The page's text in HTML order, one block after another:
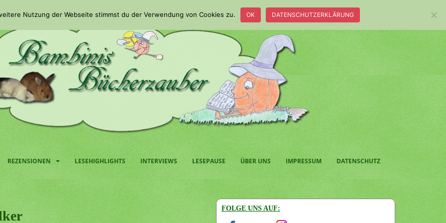
REZENSIONEN LESEHIGHLIGHTS INTERVIEWS LESEPAUSE ÜBER UNS IMPRESSUM DATENSCHUTZ
FOLGE UNS AUF:
Nutzung der Webseite stimmst du der Verwendung von Cookies zu. OK DATENSCHUTZERKLÄRUNG